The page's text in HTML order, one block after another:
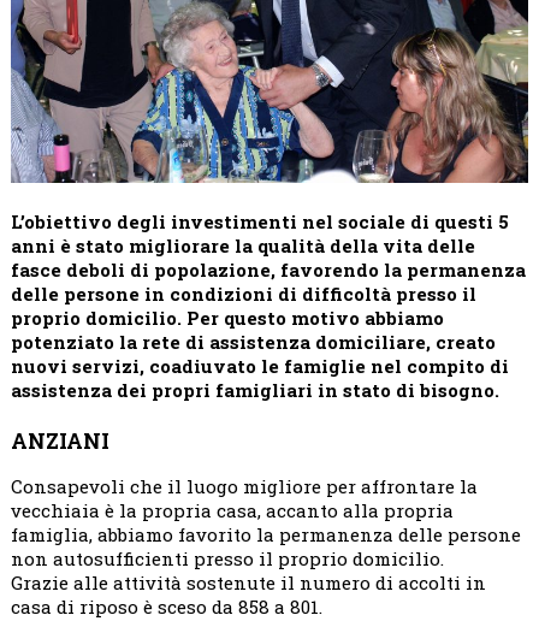
L’obiettivo degli investimenti nel sociale di questi 5
anni è stato migliorare la qualità della vita delle
fasce deboli di popolazione, favorendo la permanenza
delle persone in condizioni di difficoltà presso il
proprio domicilio. Per questo motivo abbiamo
potenziato la rete di assistenza domiciliare, creato
nuovi servizi, coadiuvato le famiglie nel compito di
assistenza dei propri famigliari in stato di bisogno.
ANZIANI
Consapevoli che il luogo migliore per affrontare la
vecchiaia è la propria casa, accanto alla propria
famiglia, abbiamo favorito la permanenza delle persone
non autosufficienti presso il proprio domicilio.
Grazie alle attività sostenute il numero di accolti in
casa di riposo è sceso da 858 a 801.